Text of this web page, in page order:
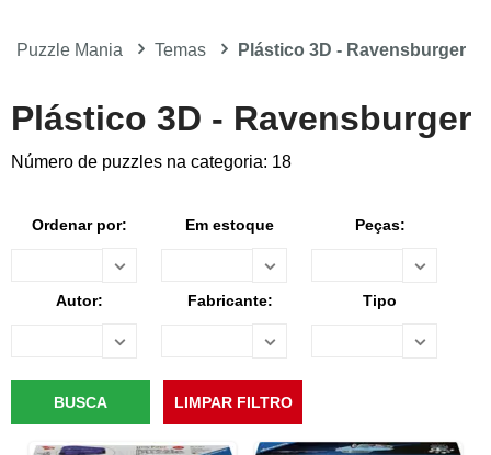
Puzzle Mania Temas Plástico 3D - Ravensburger
Plástico 3D - Ravensburger
Número de puzzles na categoria: 18
Ordenar por: Em estoque Peças:
Autor: Fabricante: Tipo